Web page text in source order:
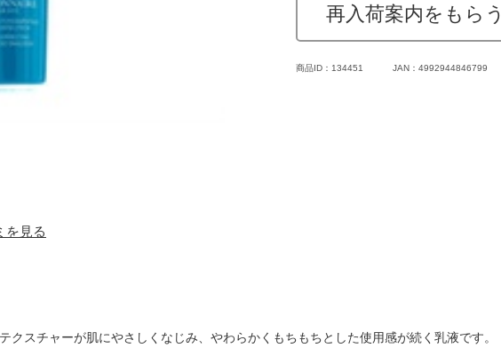
を見る
再入荷案内をもらう
商品ID：134451 JAN：4992944846799
クスチャーが肌にやさしくなじみ、やわらかくもちもちとした使用感が続く乳液です。